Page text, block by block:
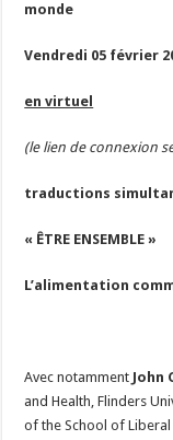
monde
Vendredi 05 février
en virtuel
(le lien de connexion
traductions
« ÊTRE ENSEMBLE »
L’alimentation
Avec notamment John
and Health, Flinders
of the School of Liberal